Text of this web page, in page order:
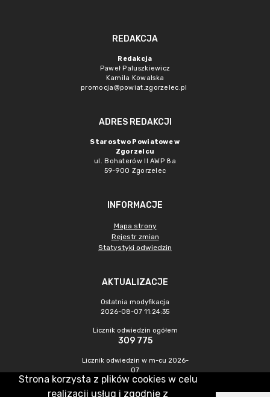
REDAKCJA
Redakcja
Paweł Paluszkiewicz
Kamila Kowalska
promocja@powiat.zgorzelec.pl
ADRES REDAKCJI
Starostwo Powiatowe w
Zgorzelcu
ul. Bohaterów II AWP 8a
59-900 Zgorzelec
INFORMACJE
Mapa strony
Rejestr zmian
Statystyki odwiedzin
AKTUALIZACJE
Ostatnia modyfikacja
2026-08-07 11:24:35
Licznik odwiedzin ogółem
309 775
Licznik odwiedzin w m-cu 2026-
07
473
Strona korzysta z plików cookies w celu
realizacji usług i zgodnie z